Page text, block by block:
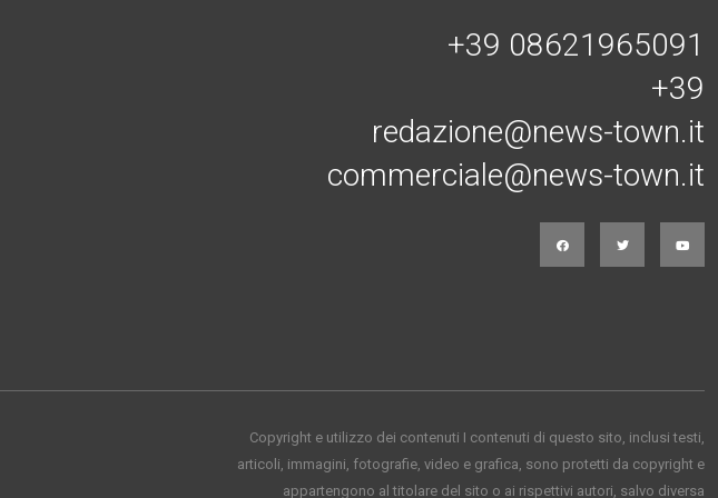
+39 08621965091
+39
redazione@news-town.it
commerciale@news-town.it
Copyright e utilizzo dei contenuti I contenuti di questo sito, inclusi testi,
articoli, immagini, fotografie, video e grafica, sono protetti da copyright e
appartengono al titolare del sito o ai rispettivi autori, salvo diversa